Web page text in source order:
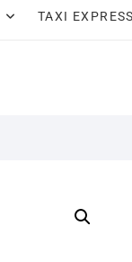
TAXI EXPRESS